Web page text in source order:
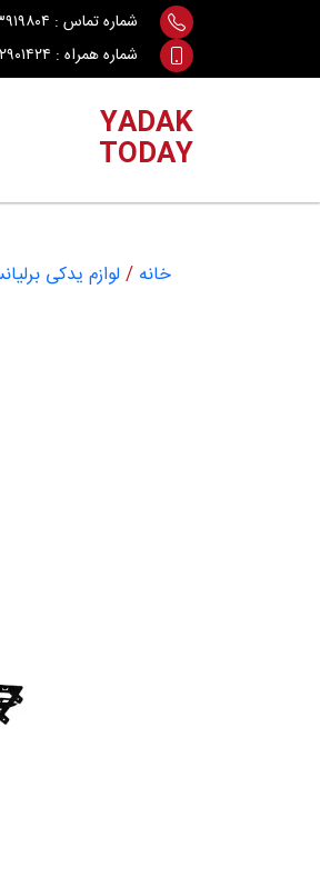
content
شماره تماس :
شماره همراه :
YADAK
TODAY
خانه / لوازم یدکی